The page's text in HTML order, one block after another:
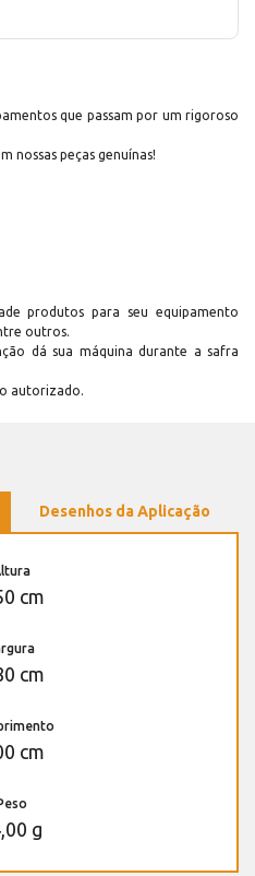
que passam por um rigoroso
nossas peças genuínas!
produtos para seu equipamento
outros.
dá sua máquina durante a safra
autorizado.
Desenhos da Aplicação
cm
cm
cm
g